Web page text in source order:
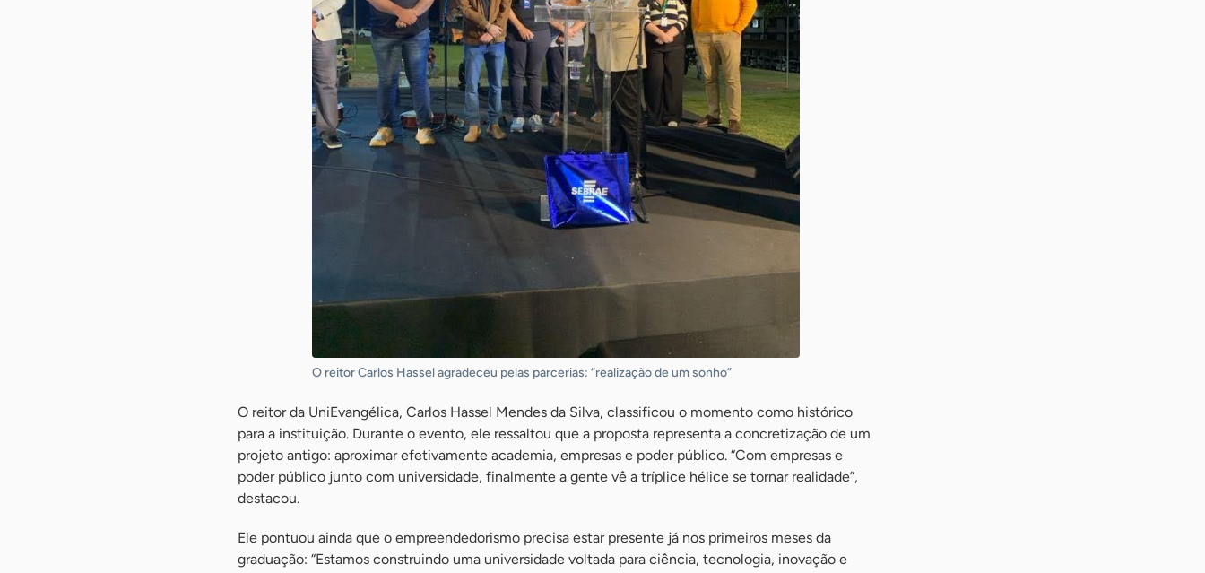
O reitor Carlos Hassel agradeceu pelas parcerias: “realização de um sonho”
O reitor da UniEvangélica, Carlos Hassel Mendes da Silva, classificou o momento como histórico
para a instituição. Durante o evento, ele ressaltou que a proposta representa a concretização de um
projeto antigo: aproximar efetivamente academia, empresas e poder público. “Com empresas e
poder público junto com universidade, finalmente a gente vê a tríplice hélice se tornar realidade”,
destacou.
Ele pontuou ainda que o empreendedorismo precisa estar presente já nos primeiros meses da
graduação: “Estamos construindo uma universidade voltada para ciência, tecnologia, inovação e